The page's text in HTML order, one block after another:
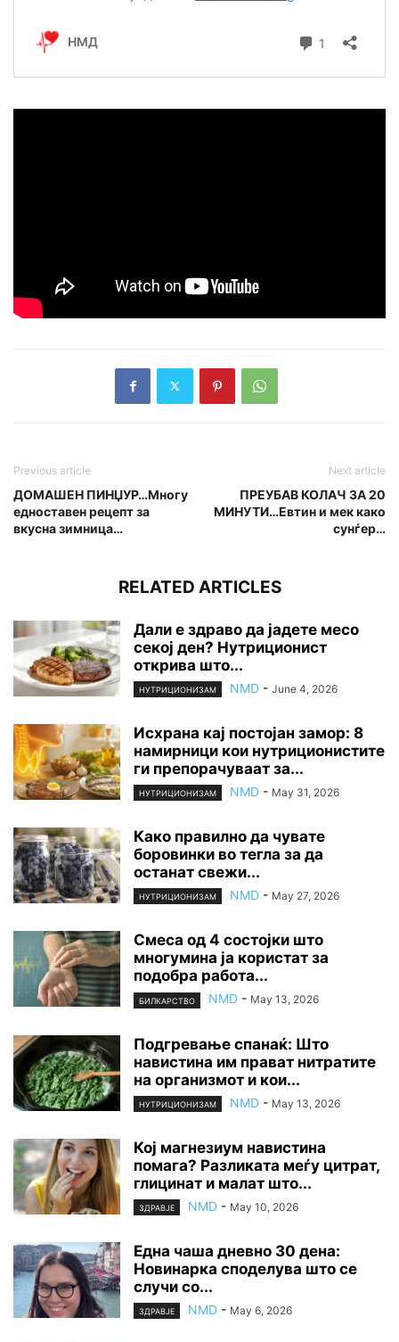
Previous article
ДОМАШЕН ПИНЏУР…Многу
едноставен рецепт за
вкусна зимница…
Next article
ПРЕУБАВ КОЛАЧ ЗА 20
МИНУТИ…Евтин и мек како
сунѓер…
RELATED ARTICLES
Дали е здраво да јадете месо
секој ден? Нутриционист
открива што...
НУТРИЦИОНИЗАМ NMD - June 4, 2026
Исхрана кај постојан замор: 8
намирници кои нутриционистите
ги препорачуваат за...
НУТРИЦИОНИЗАМ NMD - May 31, 2026
Како правилно да чувате
боровинки во тегла за да
останат свежи...
НУТРИЦИОНИЗАМ NMD - May 27, 2026
Смеса од 4 состојки што
многумина ја користат за
подобра работа...
БИЛКАРСТВО NMD - May 13, 2026
Подгревање спанаќ: Што
навистина им прават нитратите
на организмот и кои...
НУТРИЦИОНИЗАМ NMD - May 13, 2026
Кој магнезиум навистина
помага? Разликата меѓу цитрат,
глицинат и малат што...
ЗДРАВЈЕ NMD - May 10, 2026
Една чаша дневно 30 дена:
Новинарка споделува што се
случи со...
ЗДРАВЈЕ NMD - May 6, 2026